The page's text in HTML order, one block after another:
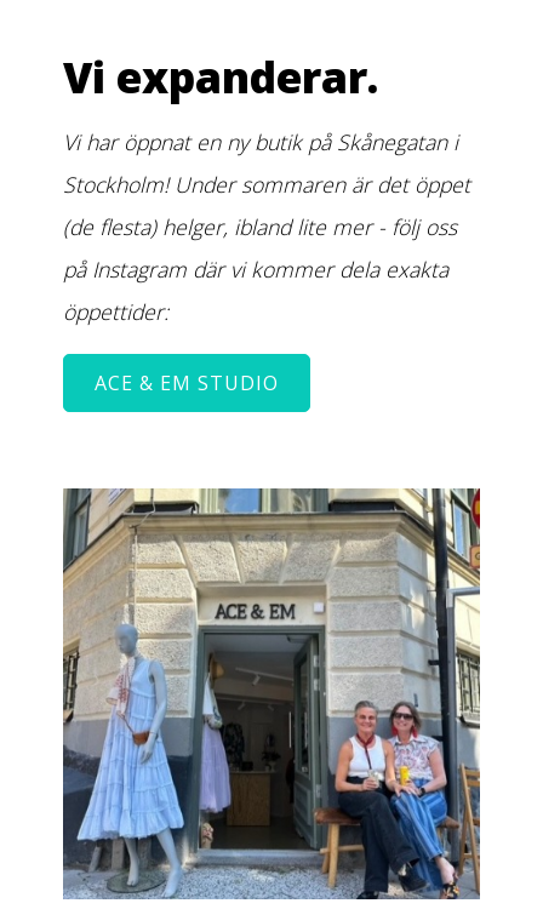
Vi expanderar.
Vi har öppnat en ny butik på Skånegatan i
Stockholm! Under sommaren är det öppet
(de flesta) helger, ibland lite mer - följ oss
på Instagram där vi kommer dela exakta
öppettider:
ACE & EM STUDIO